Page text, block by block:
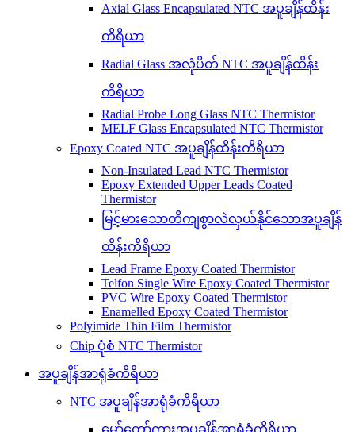
Axial Glass Encapsulated NTC အပူချိန်ထိန်း
ကိရိယာ
Radial Glass အလုံပိတ် NTC အပူချိန်ထိန်း
ကိရိယာ
Radial Probe Long Glass NTC Thermistor
MELF Glass Encapsulated NTC Thermistor
Epoxy Coated NTC အပူချိန်ထိန်းကိရိယာ
Non-Insulated Lead NTC Thermistor
Epoxy Extended Upper Leads Coated
Thermistor
မြင့်မားသောတိကျစွာလဲလှယ်နိုင်သောအပူချိန်
ထိန်းကိရိယာ
Lead Frame Epoxy Coated Thermistor
Telfon Single Wire Epoxy Coated Thermistor
PVC Wire Epoxy Coated Thermistor
Enamelled Epoxy Coated Thermistor
Polyimide Thin Film Thermistor
Chip ပုံစံ NTC Thermistor
အပူချိန်အာရုံခံကိရိယာ
NTC အပူချိန်အာရုံခံကိရိယာ
မော်တော်ကားအပူချိန်အာရုံခံကိရိယာ